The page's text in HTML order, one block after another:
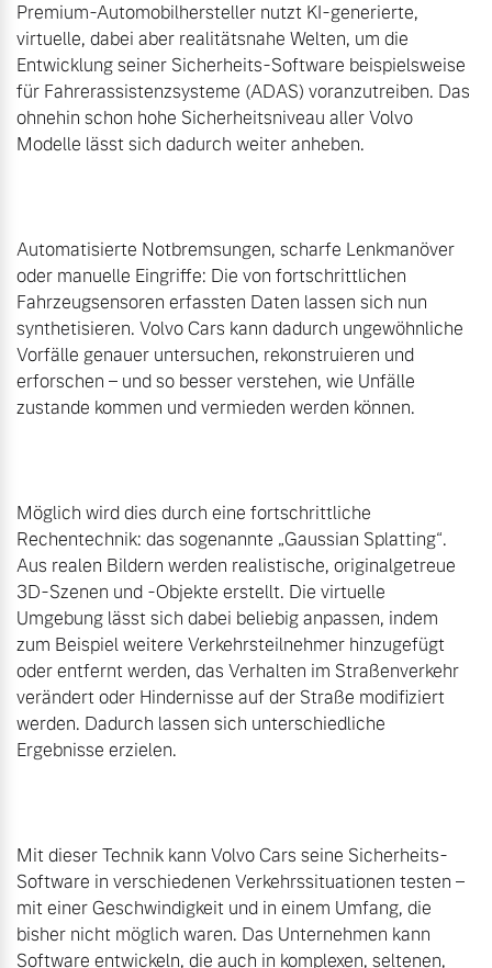
Premium-Automobilhersteller nutzt KI-generierte,
virtuelle, dabei aber realitätsnahe Welten, um die
Entwicklung seiner Sicherheits-Software beispielsweise
für Fahrerassistenzsysteme (ADAS) voranzutreiben. Das
ohnehin schon hohe Sicherheitsniveau aller Volvo
Modelle lässt sich dadurch weiter anheben.
Automatisierte Notbremsungen, scharfe Lenkmanöver
oder manuelle Eingriffe: Die von fortschrittlichen
Fahrzeugsensoren erfassten Daten lassen sich nun
synthetisieren. Volvo Cars kann dadurch ungewöhnliche
Vorfälle genauer untersuchen, rekonstruieren und
erforschen – und so besser verstehen, wie Unfälle
zustande kommen und vermieden werden können.
Möglich wird dies durch eine fortschrittliche
Rechentechnik: das sogenannte „Gaussian Splatting“.
Aus realen Bildern werden realistische, originalgetreue
3D-Szenen und -Objekte erstellt. Die virtuelle
Umgebung lässt sich dabei beliebig anpassen, indem
zum Beispiel weitere Verkehrsteilnehmer hinzugefügt
oder entfernt werden, das Verhalten im Straßenverkehr
verändert oder Hindernisse auf der Straße modifiziert
werden. Dadurch lassen sich unterschiedliche
Ergebnisse erzielen.
Mit dieser Technik kann Volvo Cars seine Sicherheits-
Software in verschiedenen Verkehrssituationen testen –
mit einer Geschwindigkeit und in einem Umfang, die
bisher nicht möglich waren. Das Unternehmen kann
Software entwickeln, die auch in komplexen, seltenen,